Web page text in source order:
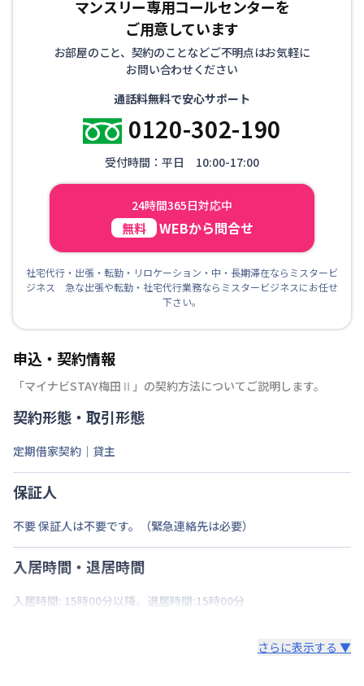
マンスリー専用コールセンターを
ご用意しています
お部屋のこと、契約のことなどご不明点はお気軽に
お問い合わせください
通話料無料で安心サポート
0120-302-190
受付時間：平日 10:00-17:00
24時間365日対応中
無料 WEBから問合せ
社宅代行・出張・転勤・リロケーション・中・長期滞在ならミスタービ
ジネス 急な出張や転勤・社宅代行業務ならミスタービジネスにお任せ
下さい。
申込・契約情報
「マイナビSTAY梅田Ⅱ 」の契約方法についてご説明します。
契約形態・取引形態
定期借家契約｜貸主
保証人
不要 保証人は不要です。（緊急連絡先は必要）
入居時間・退居時間
入居時間: 15時00分以降、退居時間:15時00分
さらに表示する ▼